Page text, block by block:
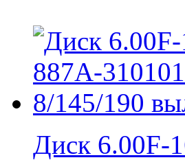
Диск 6.00F-